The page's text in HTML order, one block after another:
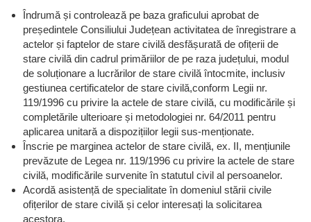
Îndrumă și controlează pe baza graficului aprobat de
președintele Consiliului Județean activitatea de înregistrare a
actelor și faptelor de stare civilă desfășurată de ofițerii de
stare civilă din cadrul primăriilor de pe raza județului, modul
de soluționare a lucrărilor de stare civilă întocmite, inclusiv
gestiunea certificatelor de stare civilă,conform Legii nr.
119/1996 cu privire la actele de stare civilă, cu modificările și
completările ulterioare și metodologiei nr. 64/2011 pentru
aplicarea unitară a dispozițiilor legii sus-menționate.
Înscrie pe marginea actelor de stare civilă, ex. II, mențiunile
prevăzute de Legea nr. 119/1996 cu privire la actele de stare
civilă, modificările survenite în statutul civil al persoanelor.
Acordă asistență de specialitate în domeniul stării civile
ofițerilor de stare civilă și celor interesați la solicitarea
acestora.